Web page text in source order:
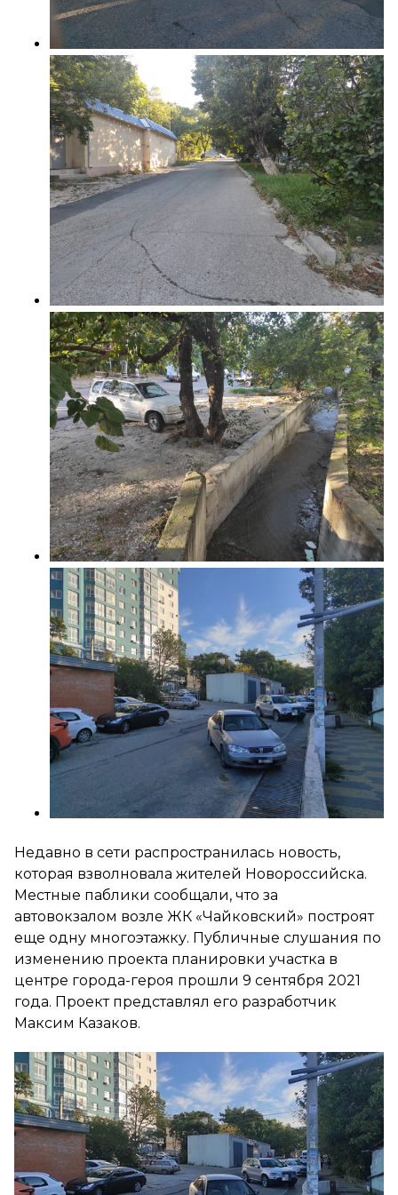
Недавно в сети распространилась новость,
которая взволновала жителей Новороссийска.
Местные паблики сообщали, что за
автовокзалом возле ЖК «Чайковский» построят
еще одну многоэтажку. Публичные слушания по
изменению проекта планировки участка в
центре города-героя прошли 9 сентября 2021
года. Проект представлял его разработчик
Максим Казаков.